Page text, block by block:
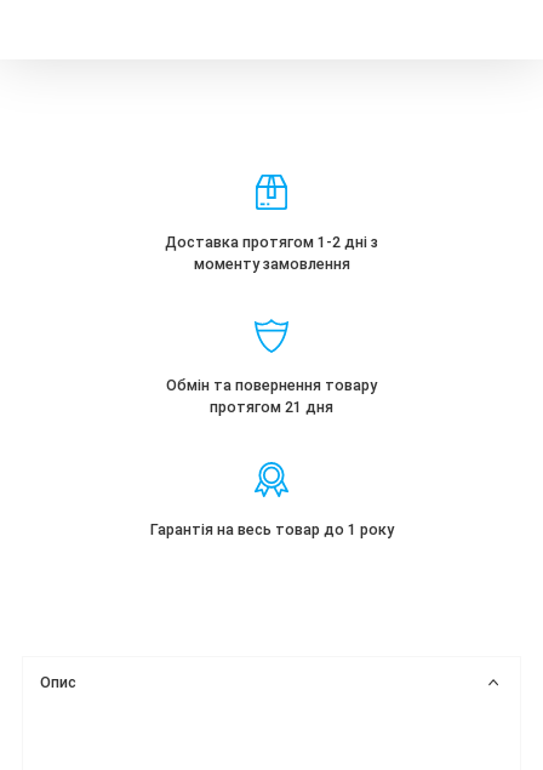
Доставка протягом 1-2 дні з
моменту замовлення
Обмін та повернення товару
протягом 21 дня
Гарантія на весь товар до 1 року
Опис